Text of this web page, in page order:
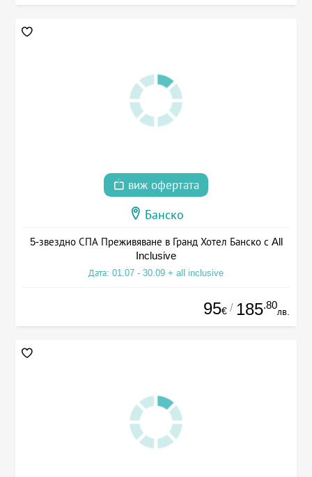
виж офертата
Банско
5-звездно СПА Преживяване в Гранд Хотел Банско с All
Inclusive
Дата: 01.07 - 30.09 + all inclusive
95€ / 185.80
лв.